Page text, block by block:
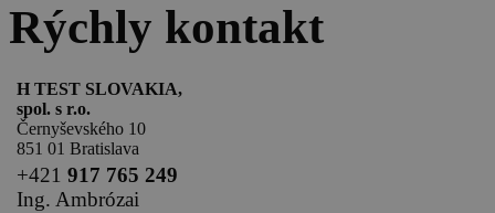
Rýchly kontakt
H TEST SLOVAKIA,
spol. s r.o.
Černyševského 10
851 01 Bratislava
+421 917 765 249
Ing. Ambrózai